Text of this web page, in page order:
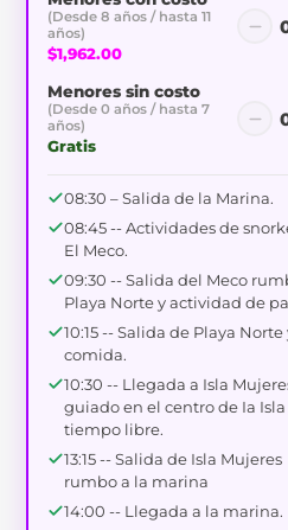
(Desde 8 años / hasta 11
años)
$1,962.00
Menores sin costo
(Desde 0 años / hasta 7
años)
Gratis
08:30 – Salida de la Marina.
08:45 -- Actividades de
El Meco.
09:30 -- Salida del Meco
Playa Norte y actividad de
10:15 -- Salida de Playa Norte
comida.
10:30 -- Llegada a Isla
guiado en el centro de Ia Isla
tiempo libre.
13:15 -- Salida de Isla Mujeres
rumbo a la marina
14:00 -- Llegada a la marina.